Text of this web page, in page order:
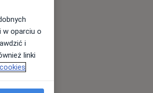
Śr,
w oparciu o
i
linki